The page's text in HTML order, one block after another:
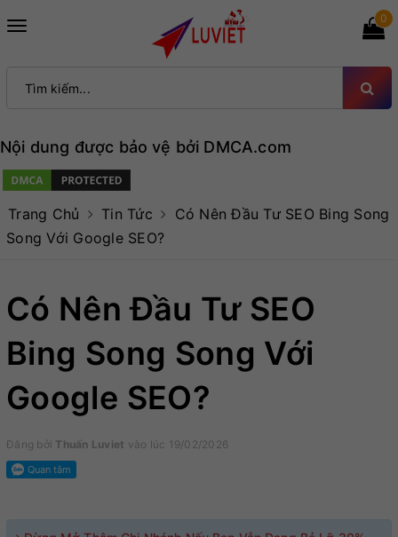
Toggle
0
Nội dung được bảo vệ bởi DMCA.com
Trang Chủ Tin Tức
Có Nên Đầu Tư SEO Bing Song
Song Với Google SEO?
Có Nên Đầu Tư SEO
Bing Song Song Với
Google SEO?
Đăng bởi Thuấn Luviet vào lúc 19/02/2026